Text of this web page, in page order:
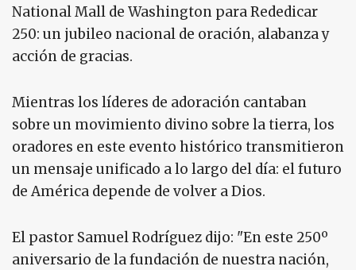
National Mall de Washington para Rededicar
250: un jubileo nacional de oración, alabanza y
acción de gracias.
Mientras los líderes de adoración cantaban
sobre un movimiento divino sobre la tierra, los
oradores en este evento histórico transmitieron
un mensaje unificado a lo largo del día: el futuro
de América depende de volver a Dios.
El pastor Samuel Rodríguez dijo: "En este 250º
aniversario de la fundación de nuestra nación,